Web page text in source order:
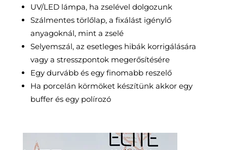
UV/LED lámpa, ha zselével dolgozunk
Szálmentes törlőlap, a fixálást igénylő
anyagoknál, mint a zselé
Selyemszál, az esetleges hibák korrigálására
vagy a stresszpontok megerősítésére
Egy durvább és egy finomabb reszelő
Ha porcelán körmöket készítünk akkor egy
buffer és egy polírozó